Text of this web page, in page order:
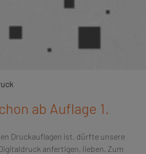
ab Auflage 1.
Druckauflagen ist, dürfte unsere
anfertigen, lieben. Zum